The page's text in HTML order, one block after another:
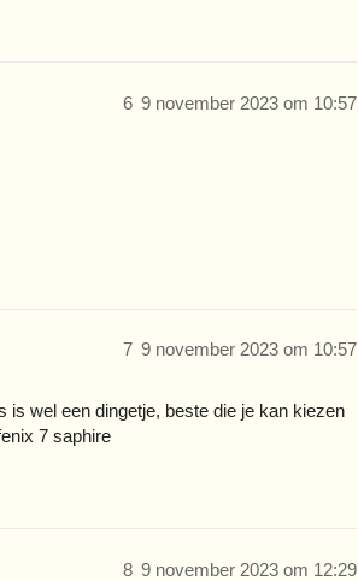
9 november 2023 om 10:57
6
9 november 2023 om 10:57
7
is wel een dingetje, beste die je kan kiezen
7 saphire
9 november 2023 om 12:29
8